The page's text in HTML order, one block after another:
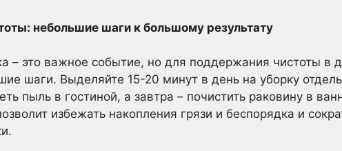
небольшие шаги к большому результату
– это важное событие, но для поддержания чистоты в
шаги. Выделяйте 15-20 минут в день на уборку
пыль в гостиной, а завтра – почистить раковину в
избежать накопления грязи и беспорядка и